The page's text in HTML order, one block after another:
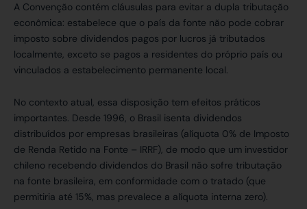
A Convenção contém cláusulas para evitar a dupla tributação
econômica: estabelece que o país da fonte não pode cobrar
imposto sobre dividendos pagos por lucros já tributados
localmente, exceto se pagos a residentes do próprio país ou
vinculados a estabelecimento permanente local.
No contexto atual, essa disposição tem efeitos práticos
importantes. Desde 1996, o Brasil isenta dividendos
distribuídos por empresas brasileiras (alíquota 0% de Imposto
de Renda Retido na Fonte – IRRF), de modo que um investidor
chileno recebendo dividendos do Brasil não sofre tributação
na fonte brasileira, em conformidade com o tratado (que
permitiria até 15%, mas prevalece a alíquota interna zero).